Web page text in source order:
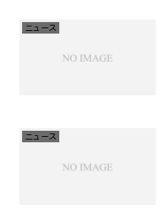
ニュース
ニュース